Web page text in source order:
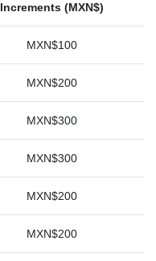
Increments (MXN$)
MXN$100
MXN$200
MXN$300
MXN$300
MXN$200
MXN$200